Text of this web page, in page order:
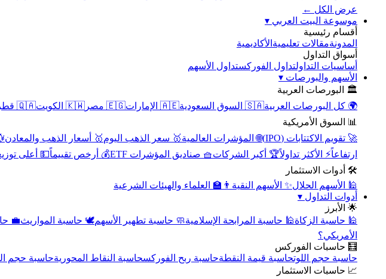
عرض الكل ←
موسوعة البيت العربي ▾
أقسام رئيسية
المدونةمقالات تعليمية الأكاديمية
أسواق التداول
أساسيات التداولتداول الفوركستداول الأسهم
الأسهم والبورصات ▾
🏛️ البورصات العربية
🌍 كل البورصات العربية🇸🇦 السوق السعودية 🇦🇪 الإمارات 🇪🇬 مصر 🇰🇼 الكويت 🇶🇦 قطر
📊 السوق الأمريكية
🚀 تقويم الاكتتابات (IPO)
🌐 المؤشرات العالمية🥇 سعر الذهب اليوم🥇 أسعار الذهب والمعادن
ارتفاعاً⚡ الأكثر تداولاً🏆 أكبر الشركات🧺 صناديق المؤشرات ETF 💰 أرخص تقييماً💵 أعلى
🛠️ أدوات الاستثمار
🕌 الأسهم الحلال✨ الأسهم النقية 👨‍🏫 العلماء والهيئات الشرعية
أدوات التداول ▾
🌟 الأبرز
🕌 حاسبة الزكاة🕌 حاسبة المرابحة الإسلامية🧼 حاسبة تطهير الأسهم🕊️ حاسبة المواريث💼
الأمريكي؟
🧮 حاسبات الفوركس
حاسبة حجم اللوتحاسبة قيمة النقطةحاسبة ربح الفوركسحاسبة النقاط المحوريةحاسبة حجم
📈 حاسبات الاستثمار